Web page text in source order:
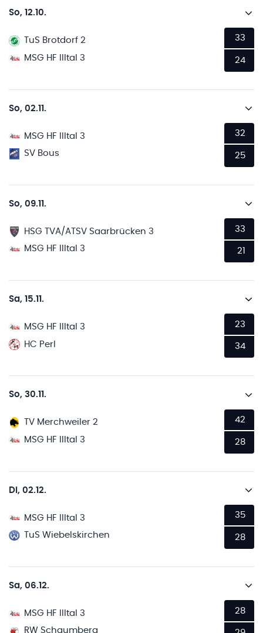
So, 12.10.
TuS Brotdorf 2
MSG HF Illtal 3
33
24
So, 02.11.
MSG HF Illtal 3
SV Bous
32
25
So, 09.11.
HSG TVA/ATSV Saarbrücken 3
MSG HF Illtal 3
33
21
Sa, 15.11.
MSG HF Illtal 3
HC Perl
23
34
So, 30.11.
TV Merchweiler 2
MSG HF Illtal 3
42
28
Di, 02.12.
MSG HF Illtal 3
TuS Wiebelskirchen
35
28
Sa, 06.12.
MSG HF Illtal 3
RW Schaumberg
28